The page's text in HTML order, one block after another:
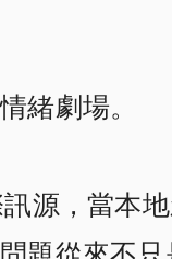
緒劇場。
源，當本